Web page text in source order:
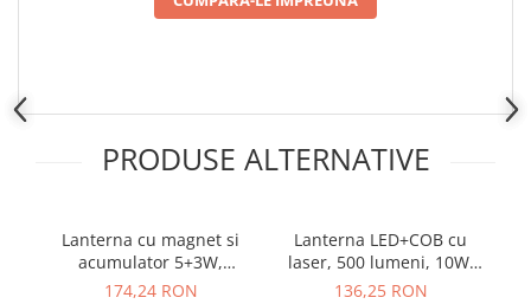
Placi de Expansiune
Componente Electronice
Acumulatori
PRODUSE ALTERNATIVE
Lanterna cu magnet si
acumulator 5+3W,
600/260LM, USB - YATO
174,24 RON
Lanterna LED+COB cu
laser, 500 lumeni, 10W,
Superfire G20
136,25 RON